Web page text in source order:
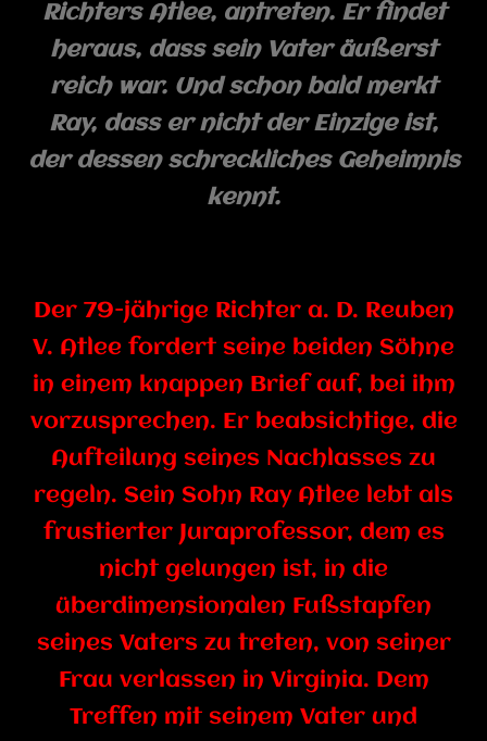
Richters Atlee, antreten. Er findet
heraus, dass sein Vater äußerst
reich war. Und schon bald merkt
Ray, dass er nicht der Einzige ist,
der dessen schreckliches Geheimnis
kennt.
Der 79-jährige Richter a. D. Reuben
V. Atlee fordert seine beiden Söhne
in einem knappen Brief auf, bei ihm
vorzusprechen. Er beabsichtige, die
Aufteilung seines Nachlasses zu
regeln. Sein Sohn Ray Atlee lebt als
frustierter Juraprofessor, dem es
nicht gelungen ist, in die
überdimensionalen Fußstapfen
seines Vaters zu treten, von seiner
Frau verlassen in Virginia. Dem
Treffen mit seinem Vater und